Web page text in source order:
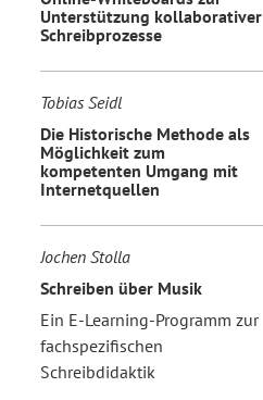
Unterstützung kollaborativer
Schreibprozesse
Tobias Seidl
Die Historische Methode als
Möglichkeit zum
kompetenten Umgang mit
Internetquellen
Jochen Stolla
Schreiben über Musik
Ein E-Learning-Programm zur
fachspezifischen
Schreibdidaktik